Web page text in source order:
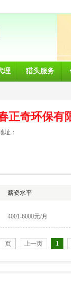
理 猎头服务
正奇环保有
址：
薪资水平
4001-6000元/月
页 上一页 1